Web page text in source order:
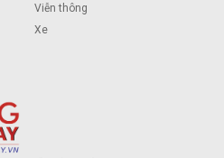
Viễn thông
Xe